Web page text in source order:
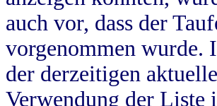
auch vor, dass der
vorgenommen wurde.
der derzeitigen
Verwendung der Liste